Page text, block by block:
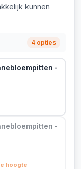
kunnen
4 opties
-
-
hoogte